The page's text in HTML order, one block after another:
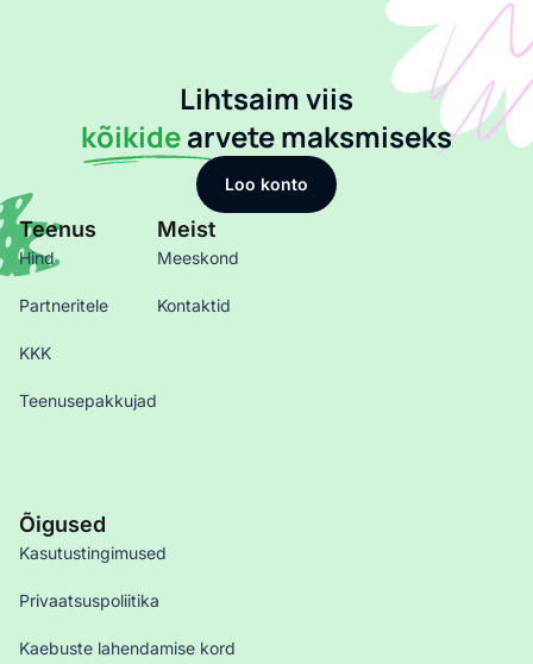
Lihtsaim viis
kõikidearvete maksmiseks
Loo konto
Teenus
Hind
Partneritele
KKK
Teenusepakkujad
Õigused
Kasutustingimused
Privaatsuspoliitika
Kaebuste lahendamise kord
Meist
Meeskond
Kontaktid